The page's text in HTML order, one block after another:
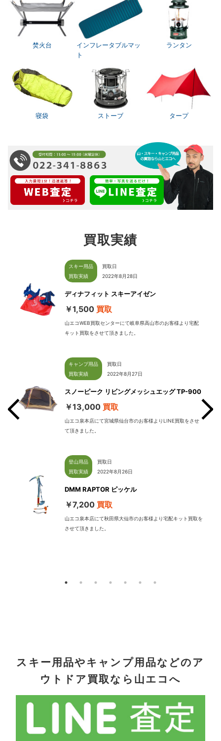
焚火台
インフレータブルマッ
ト
ランタン
寝袋 ストーブ タープ
買取実績
スキー用品
買取実績
買取日
2022年8月28日
ディナフィット スキーアイゼン
￥1,500 買取
山エコWEB買取センターにて岐阜県高山市のお客様より宅配
キット買取をさせて頂きました。
キャンプ用品
買取実績
買取日
2022年8月27日
スノーピーク リビングメッシュエッグ TP-900
￥13,000 買取
山エコ泉本店にて宮城県仙台市のお客様よりLINE買取をさせ
て頂きました。
登山用品
買取実績
買取日
2022年8月26日
DMM RAPTOR ピッケル
￥7,200 買取
山エコ泉本店にて秋田県大仙市のお客様より宅配キット買取を
させて頂きました。
スキー用品やキャンプ用品などのア
ウトドア買取なら山エコへ